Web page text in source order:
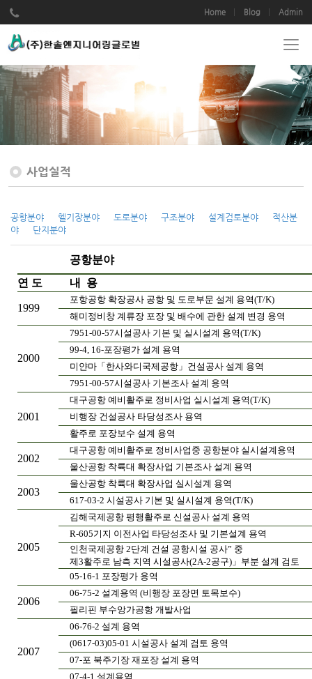
Home Blog Admin
사업실적
공항분야 헬기장분야 도로분야 구조분야 설계검토분야
적산분
야
단지분야
공항분야
연 도
내 용
1999
포항공항 확장공사 공항 및 도로부문 설계 용역(T/K)
해미정비창 계류장 포장 및 배수에 관한 설계 변경 용역
2000
7951-00-57시설공사 기본 및 실시설계 용역(T/K)
99-4, 16-포장평가 설계 용역
미얀마「한사와디국제공항」건설공사 설계 용역
7951-00-57시설공사 기본조사 설계 용역
2001
대구공항 예비활주로 정비사업 실시설계 용역(T/K)
비행장 건설공사 타당성조사 용역
활주로 포장보수 설계 용역
2002
대구공항 예비활주로 정비사업중 공항분야 실시설계용역
울산공항 착륙대 확장사업 기본조사 설계 용역
2003
울산공항 착륙대 확장사업 실시설계 용역
617-03-2 시설공사 기본 및 실시설계 용역(T/K)
2005
김해국제공항 평행활주로 신설공사 설계 용역
R-605기지 이전사업 타당성조사 및 기본설계 용역
인천국제공항 2단계 건설 공항시설 공사” 중
제3활주로 남측 지역 시설공사(2A-2공구)」부분 설계 검토
05-16-1 포장평가 용역
2006
06-75-2 설계용역 (비행장 포장면 토목보수)
필리핀 부수앙가공항 개발사업
2007
06-76-2 설계 용역
(0617-03)05-01 시설공사 설계 검토 용역
07-포 북주기장 재포장 설계 용역
07-4-1 설계용역